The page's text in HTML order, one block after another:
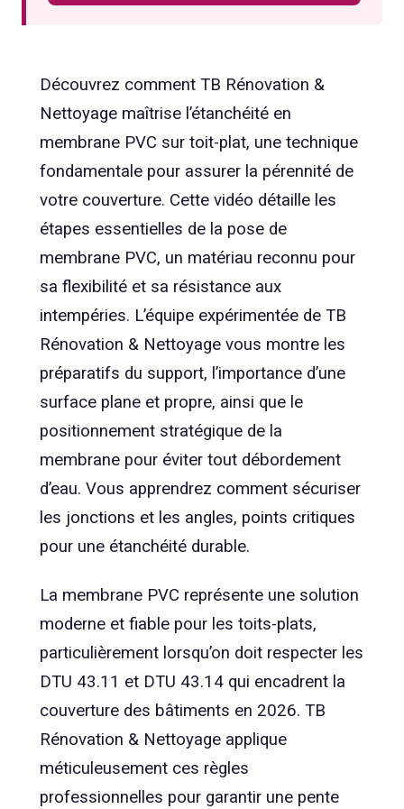
Découvrez comment TB Rénovation &
Nettoyage maîtrise l’étanchéité en
membrane PVC sur toit-plat, une technique
fondamentale pour assurer la pérennité de
votre couverture. Cette vidéo détaille les
étapes essentielles de la pose de
membrane PVC, un matériau reconnu pour
sa flexibilité et sa résistance aux
intempéries. L’équipe expérimentée de TB
Rénovation & Nettoyage vous montre les
préparatifs du support, l’importance d’une
surface plane et propre, ainsi que le
positionnement stratégique de la
membrane pour éviter tout débordement
d’eau. Vous apprendrez comment sécuriser
les jonctions et les angles, points critiques
pour une étanchéité durable.
La membrane PVC représente une solution
moderne et fiable pour les toits-plats,
particulièrement lorsqu’on doit respecter les
DTU 43.11 et DTU 43.14 qui encadrent la
couverture des bâtiments en 2026. TB
Rénovation & Nettoyage applique
méticuleusement ces règles
professionnelles pour garantir une pente